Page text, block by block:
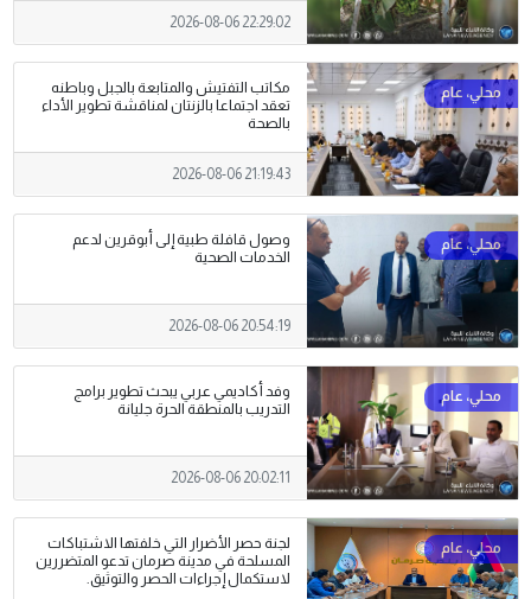
2026-08-06 22:29:02
مكاتب التفتيش والمتابعة بالجبل وباطنه
تعقد اجتماعا بالزنتان لمناقشة تطوير الأداء
بالصحة
2026-08-06 21:19:43
وصول قافلة طبية إلى أبوقرين لدعم
الخدمات الصحية
2026-08-06 20:54:19
وفد أكاديمي عربي يبحث تطوير برامج
التدريب بالمنطقة الحرة جليانة
2026-08-06 20:02:11
لجنة حصر الأضرار التي خلفتها الاشتباكات
المسلحة في مدينة صرمان تدعو المتضررين
لاستكمال إجراءات الحصر والتوثيق.